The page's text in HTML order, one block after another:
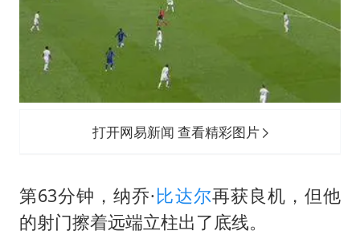
打开网易新闻 查看精彩图片
第63分钟，纳乔·比达尔再获良机，但他
的射门擦着远端立柱出了底线。